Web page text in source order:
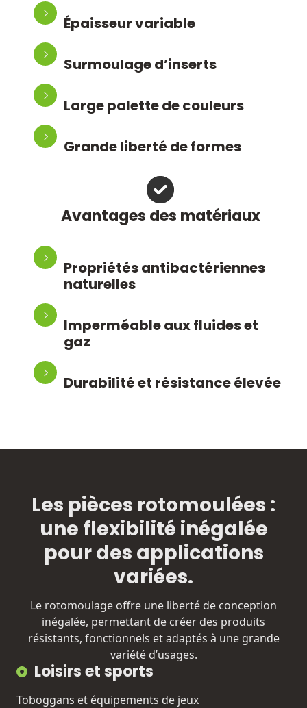
Épaisseur variable
Surmoulage d’inserts
Large palette de couleurs
Grande liberté de formes
Avantages des matériaux
Propriétés antibactériennes
naturelles
Imperméable aux fluides et
gaz
Durabilité et résistance élevée
Les pièces rotomoulées :
une flexibilité inégalée
pour des applications
variées.
Le rotomoulage offre une liberté de conception
inégalée, permettant de créer des produits
résistants, fonctionnels et adaptés à une grande
variété d’usages.
Loisirs et sports
Toboggans et équipements de jeux